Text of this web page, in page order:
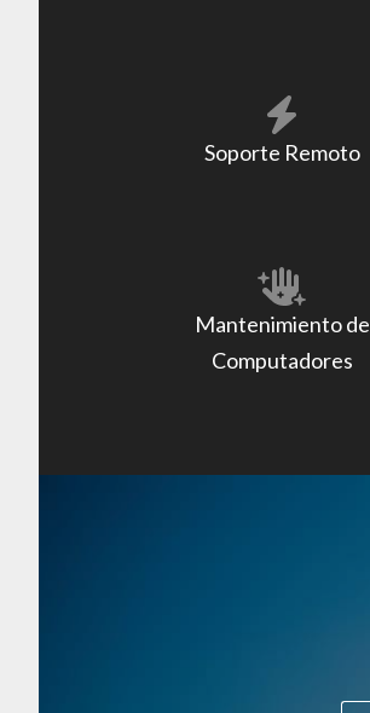
Soporte Remoto
Mantenimiento de
Computadores